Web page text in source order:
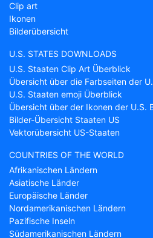
Clip art
Ikonen
Bilderübersicht
U.S. STATES DOWNLOADS
U.S. Staaten Clip Art Überblick
Übersicht über die Farbseiten der
U.S. Staaten emoji Überblick
Übersicht über der Ikonen der U.S.
Bilder-Übersicht Staaten US
Vektorübersicht US-Staaten
COUNTRIES OF THE WORLD
Afrikanischen Ländern
Asiatische Länder
Europäische Länder
Nordamerikanischen Ländern
Pazifische Inseln
Südamerikanischen Ländern